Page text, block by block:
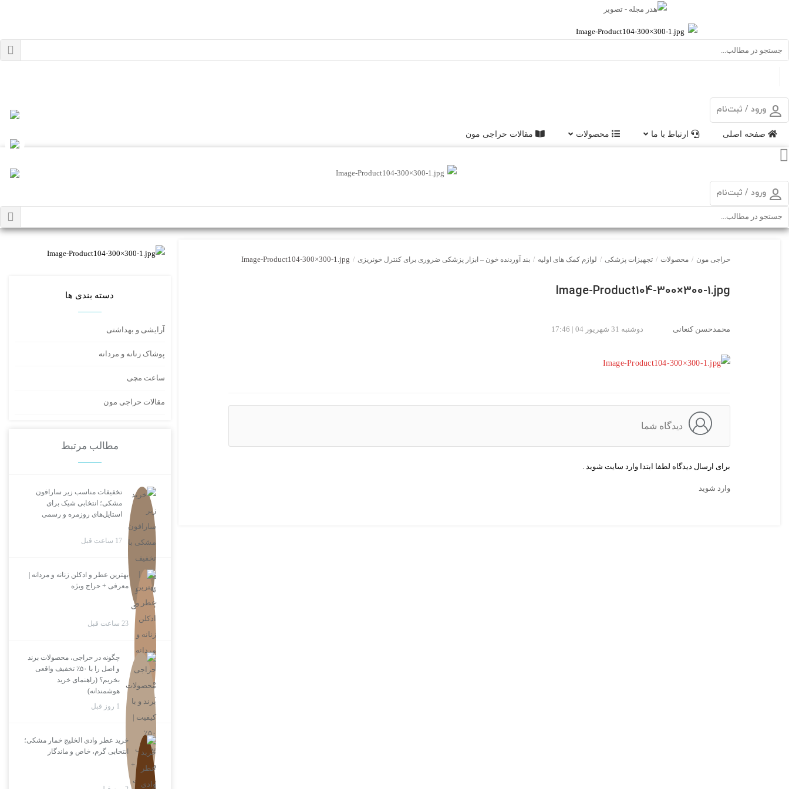
ورود / ثبت‌نام
صفحه اصلی ارتباط با ما محصولات مقالات حراجی مون
ورود / ثبت‌نام
حراجی مون / محصولات / تجهیزات پزشکی / لوازم کمک های اولیه / بند آوردنده خون – ابزار پزشکی ضروری برای کنترل خونریزی /
Image-Product104-300×300-1.jpg
Image-Product104-300×300-1.jpg
محمدحسن کنعانی دوشنبه 31 شهریور 04 | 17:46
دیدگاه شما
برای ارسال دیدگاه لطفا ابتدا وارد سایت شوید .
وارد شوید
دسته بندی ها
آرایشی و بهداشتی
پوشاک زنانه و مردانه
ساعت مچی
مقالات حراجی مون
مطالب مرتبط
تخفیفات مناسب زیر سارافون
مشکی؛ انتخابی شیک برای
استایل‌های روزمره و رسمی
17 ساعت قبل
بهترین عطر و ادکلن زنانه و مردانه |
معرفی + حراج ویژه
23 ساعت قبل
چگونه در حراجی، محصولات برند
و اصل را با ۵۰٪ تخفیف واقعی
بخریم؟ (راهنمای خرید
هوشمندانه)
1 روز قبل
خرید عطر وادی الخلیج خمار مشکی؛
انتخابی گرم، خاص و ماندگار